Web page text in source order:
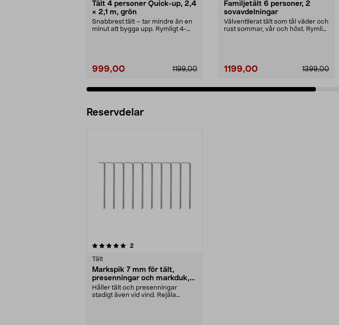
Tält 4 personer Quick-up, 2,4
× 2,1 m, grön
Snabbrest tält – tar mindre än en
minut att bygga upp. Rymligt 4-
999,00 1199,00
Familjetält 6 personer, 2
sovavdelningar
Välventilerat tält som tål väder och
rust sommar, vår och höst. Rymligt
1199,00 1399,00
Reservdelar
2
Tält
Markspik 7 mm för tält,
presenningar och markduk,
10-pack
Håller tält och presenningar
stadigt även vid vind. Rejäla